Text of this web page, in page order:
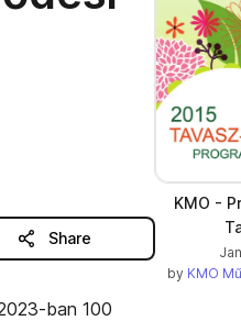
Share
ban 100
KMO -
by KMO